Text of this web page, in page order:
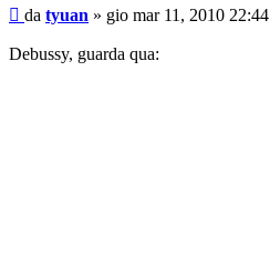
Messaggio
da tyuan » gio mar 11, 2010 22:44
Debussy, guarda qua: